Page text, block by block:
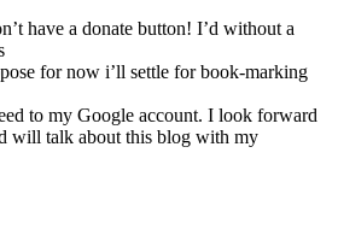
have a donate button! I’d without a
for now i’ll settle for book-marking
to my Google account. I look forward
will talk about this blog with my